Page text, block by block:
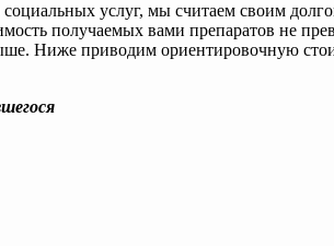
услуг, мы считаем своим
получаемых вами препаратов не
Ниже приводим ориентировочную